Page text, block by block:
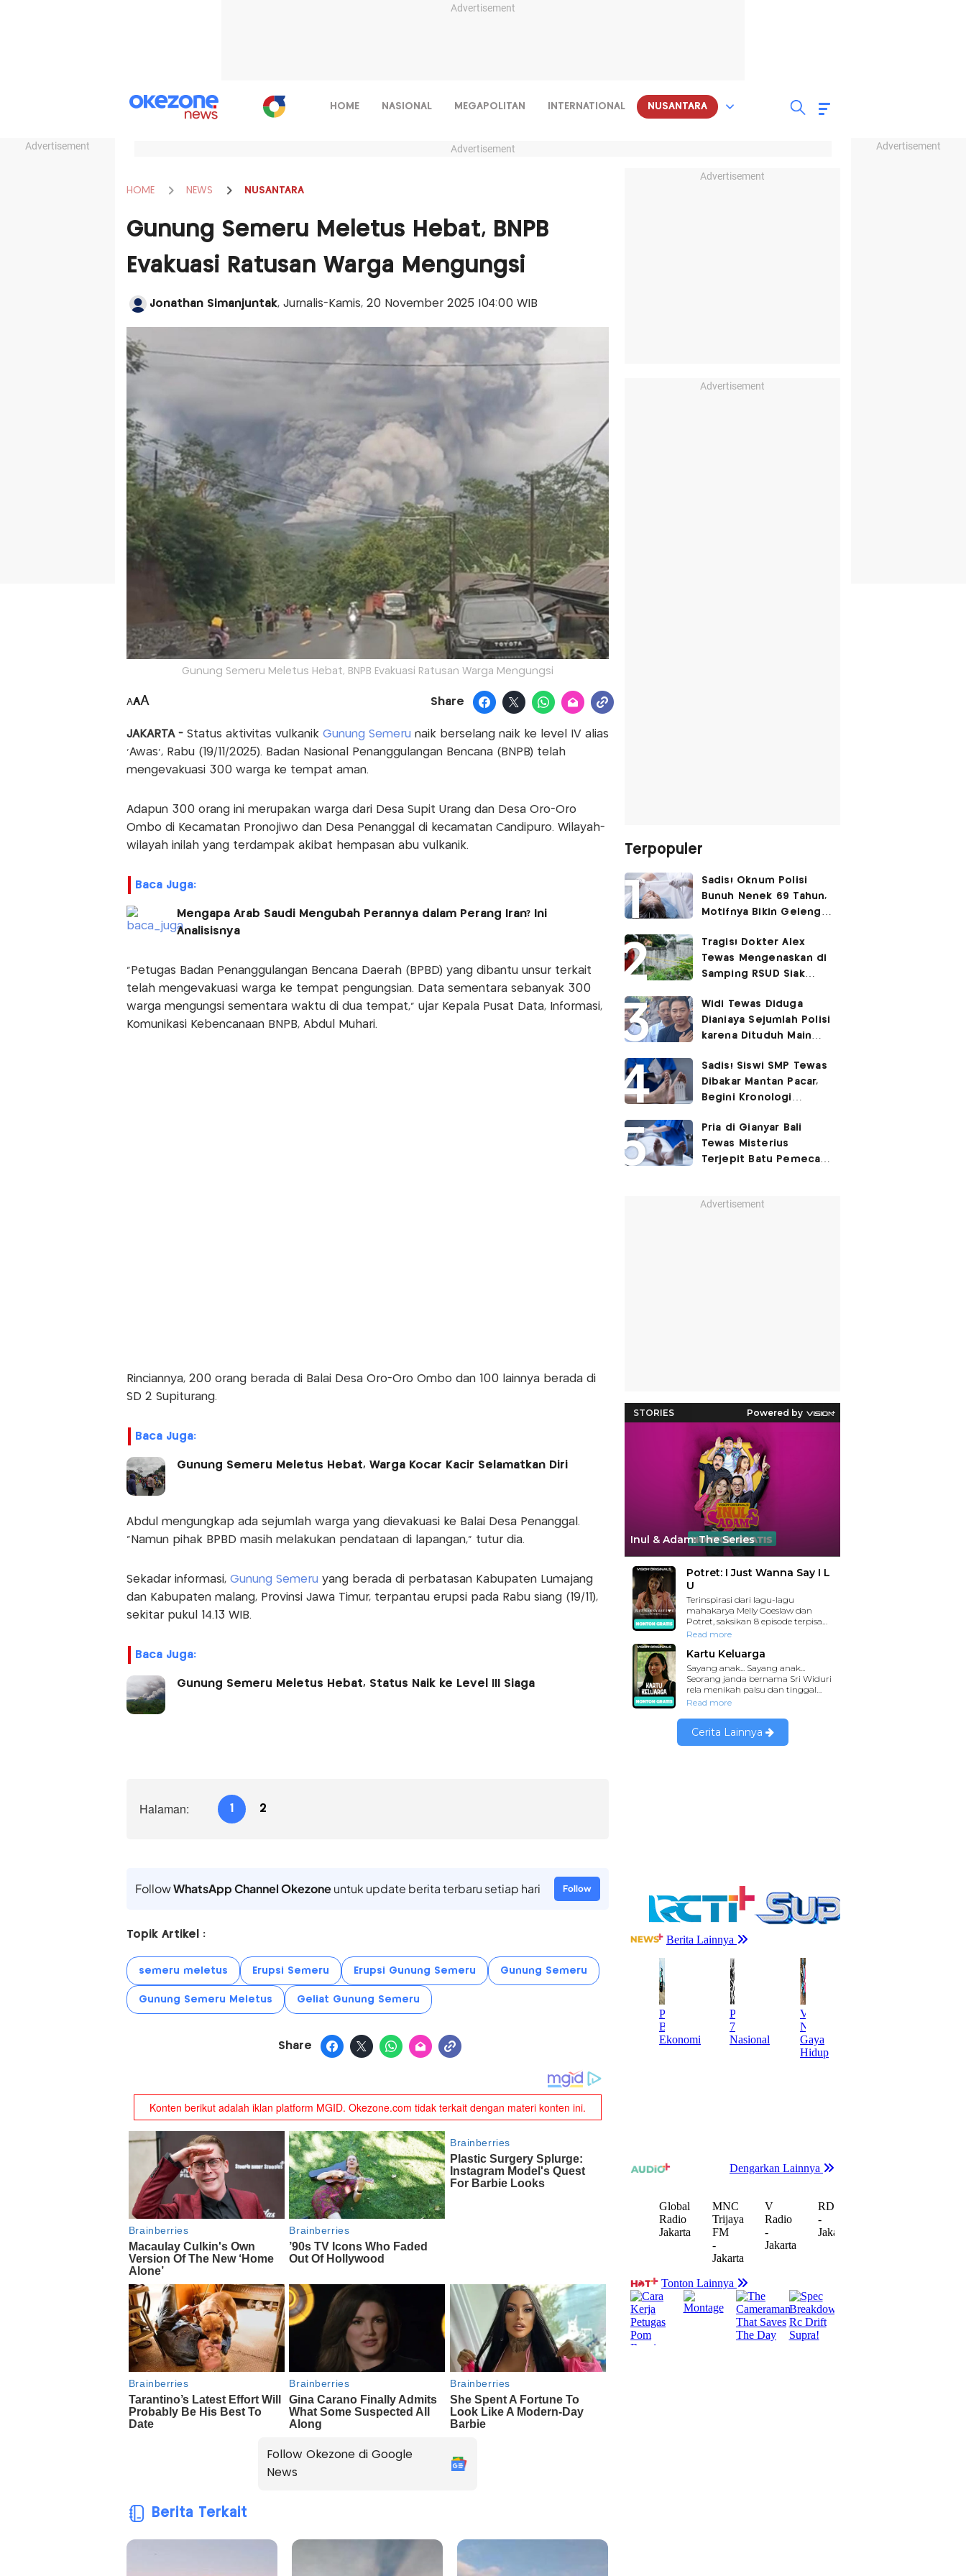
Advertisement
Advertisement Advertisement
HOME NASIONAL MEGAPOLITAN INTERNATIONAL NUSANTARA
Advertisement
HOME NEWS NUSANTARA
Gunung Semeru Meletus Hebat, BNPB
Evakuasi Ratusan Warga Mengungsi
Jonathan Simanjuntak, Jurnalis-Kamis, 20 November 2025 |04:00 WIB
Gunung Semeru Meletus Hebat, BNPB Evakuasi Ratusan Warga Mengungsi
AAA Share
JAKARTA - Status aktivitas vulkanik Gunung Semeru naik berselang naik ke level IV alias
'Awas', Rabu (19/11/2025). Badan Nasional Penanggulangan Bencana (BNPB) telah
mengevakuasi 300 warga ke tempat aman.
Adapun 300 orang ini merupakan warga dari Desa Supit Urang dan Desa Oro-Oro
Ombo di Kecamatan Pronojiwo dan Desa Penanggal di kecamatan Candipuro. Wilayah-
wilayah inilah yang terdampak akibat hempasan abu vulkanik.
Baca Juga:
Mengapa Arab Saudi Mengubah Perannya dalam Perang Iran? Ini
Analisisnya
"Petugas Badan Penanggulangan Bencana Daerah (BPBD) yang dibantu unsur terkait
telah mengevakuasi warga ke tempat pengungsian. Data sementara sebanyak 300
warga mengungsi sementara waktu di dua tempat," ujar Kepala Pusat Data, Informasi,
Komunikasi Kebencanaan BNPB, Abdul Muhari.
Rinciannya, 200 orang berada di Balai Desa Oro-Oro Ombo dan 100 lainnya berada di
SD 2 Supiturang.
Baca Juga:
Gunung Semeru Meletus Hebat, Warga Kocar Kacir Selamatkan Diri
Abdul mengungkap ada sejumlah warga yang dievakuasi ke Balai Desa Penanggal.
"Namun pihak BPBD masih melakukan pendataan di lapangan," tutur dia.
Sekadar informasi, Gunung Semeru yang berada di perbatasan Kabupaten Lumajang
dan Kabupaten malang, Provinsi Jawa Timur, terpantau erupsi pada Rabu siang (19/11),
sekitar pukul 14.13 WIB.
Baca Juga:
Gunung Semeru Meletus Hebat, Status Naik ke Level III Siaga
Halaman: 1 2
FollowWhatsApp Channel Okezoneuntuk update berita terbaru setiap hari Follow
Topik Artikel :
semeru meletus Erupsi Semeru Erupsi Gunung Semeru Gunung Semeru
Gunung Semeru Meletus Geliat Gunung Semeru
Share
Follow Okezone di Google
News
Berita Terkait
Advertisement
Advertisement
Terpopuler
Sadis! Oknum Polisi
Bunuh Nenek 69 Tahun,
Motifnya Bikin Geleng
Tragis! Dokter Alex
Tewas Mengenaskan di
Samping RSUD Siak
Rocuronium
Widi Tewas Diduga
Dianiaya Sejumlah Polisi
karena Dituduh Main
Sadis! Siswi SMP Tewas
Dibakar Mantan Pacar,
Begini Kronologi
Pria di Gianyar Bali
Tewas Misterius
Terjepit Batu Pemecah
Advertisement